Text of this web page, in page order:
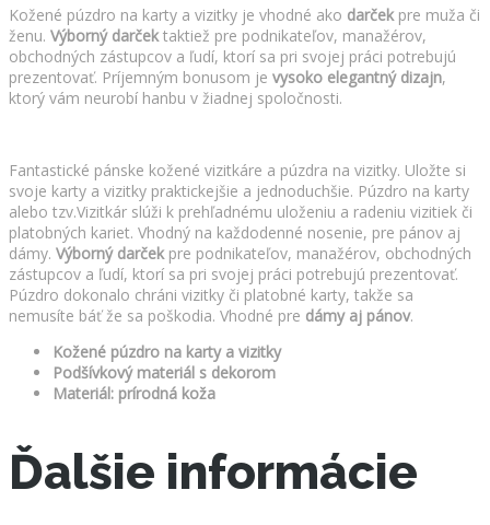
Kožené púzdro na karty a vizitky je vhodné ako darčekpre muža či
ženu. Výborný darčektaktiež pre podnikateľov, manažérov,
obchodných zástupcov a ľudí, ktorí sa pri svojej práci potrebujú
prezentovať. Príjemným bonusom je vysoko elegantný dizajn,
ktorý vám neurobí hanbu v žiadnej spoločnosti.
Fantastické pánske kožené vizitkáre a púzdra na vizitky. Uložte si
svoje karty a vizitky praktickejšie a jednoduchšie. Púzdro na karty
alebo tzv.Vizitkár slúži k prehľadnému uloženiu a radeniu vizitiek či
platobných kariet. Vhodný na každodenné nosenie, pre pánov aj
dámy. Výborný darčekpre podnikateľov, manažérov, obchodných
zástupcov a ľudí, ktorí sa pri svojej práci potrebujú prezentovať.
Púzdro dokonalo chráni vizitky či platobné karty, takže sa
nemusíte báť že sa poškodia. Vhodné pre dámy aj pánov.
Kožené púzdro na karty a vizitky
Podšívkový materiál s dekorom
Materiál: prírodná koža
Ďalšie informácie